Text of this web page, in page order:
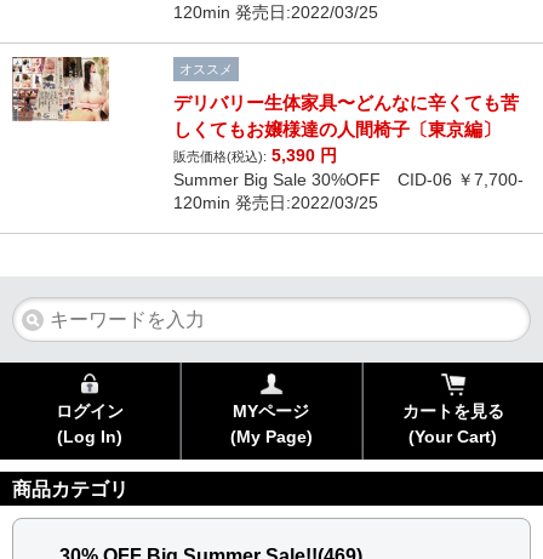
120min 発売日:2022/03/25
オススメ
デリバリー生体家具〜どんなに辛くても苦
しくてもお嬢様達の人間椅子〔東京編〕
販売価格(税込): 5,390 円
Summer Big Sale 30%OFF CID-06 ￥7,700-
120min 発売日:2022/03/25
ログイン
(Log In)
MYページ
(My Page)
カートを見る
(Your Cart)
商品カテゴリ